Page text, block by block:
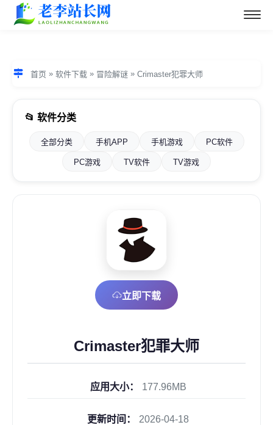
首页 » 软件下载 » 冒险解谜 » Crimaster犯罪大师
📂 软件分类
全部分类 手机APP 手机游戏 PC软件
PC游戏 TV软件 TV游戏
立即下载
Crimaster犯罪大师
应用大小： 177.96MB
更新时间： 2026-04-18